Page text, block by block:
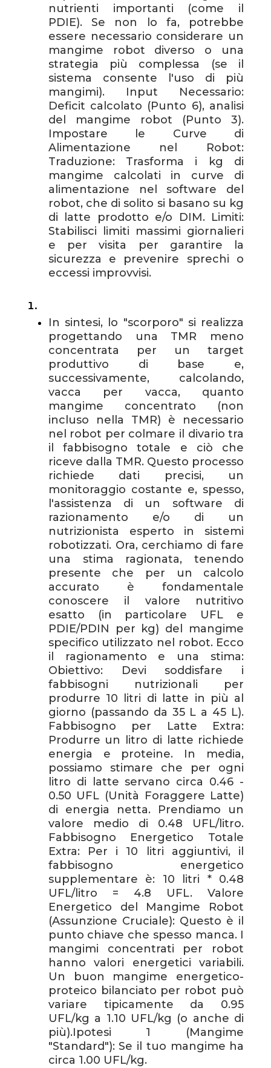
nutrienti importanti (come il
PDIE). Se non lo fa, potrebbe
essere necessario considerare un
mangime robot diverso o una
strategia più complessa (se il
sistema consente l'uso di più
mangimi). Input Necessario:
Deficit calcolato (Punto 6), analisi
del mangime robot (Punto 3).
Impostare le Curve di
Alimentazione nel Robot:
Traduzione: Trasforma i kg di
mangime calcolati in curve di
alimentazione nel software del
robot, che di solito si basano su kg
di latte prodotto e/o DIM. Limiti:
Stabilisci limiti massimi giornalieri
e per visita per garantire la
sicurezza e prevenire sprechi o
eccessi improvvisi.
In sintesi, lo "scorporo" si realizza
progettando una TMR meno
concentrata per un target
produttivo di base e,
successivamente, calcolando,
vacca per vacca, quanto
mangime concentrato (non
incluso nella TMR) è necessario
nel robot per colmare il divario tra
il fabbisogno totale e ciò che
riceve dalla TMR. Questo processo
richiede dati precisi, un
monitoraggio costante e, spesso,
l'assistenza di un software di
razionamento e/o di un
nutrizionista esperto in sistemi
robotizzati. Ora, cerchiamo di fare
una stima ragionata, tenendo
presente che per un calcolo
accurato è fondamentale
conoscere il valore nutritivo
esatto (in particolare UFL e
PDIE/PDIN per kg) del mangime
specifico utilizzato nel robot. Ecco
il ragionamento e una stima:
Obiettivo: Devi soddisfare i
fabbisogni nutrizionali per
produrre 10 litri di latte in più al
giorno (passando da 35 L a 45 L).
Fabbisogno per Latte Extra:
Produrre un litro di latte richiede
energia e proteine. In media,
possiamo stimare che per ogni
litro di latte servano circa 0.46 -
0.50 UFL (Unità Foraggere Latte)
di energia netta. Prendiamo un
valore medio di 0.48 UFL/litro.
Fabbisogno Energetico Totale
Extra: Per i 10 litri aggiuntivi, il
fabbisogno energetico
supplementare è: 10 litri * 0.48
UFL/litro = 4.8 UFL. Valore
Energetico del Mangime Robot
(Assunzione Cruciale): Questo è il
punto chiave che spesso manca. I
mangimi concentrati per robot
hanno valori energetici variabili.
Un buon mangime energetico-
proteico bilanciato per robot può
variare tipicamente da 0.95
UFL/kg a 1.10 UFL/kg (o anche di
più).Ipotesi 1 (Mangime
"Standard"): Se il tuo mangime ha
circa 1.00 UFL/kg.